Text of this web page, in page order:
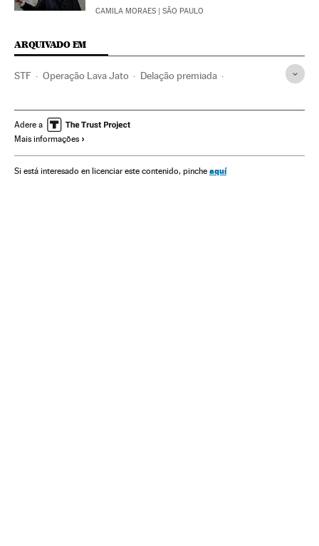
CAMILA MORAES | SÃO PAULO
ARQUIVADO EM
STF Operação Lava Jato Delação premiada
Caso Petrobras Investigação policial
Financiamento ilegal
Corrupção política Caixa dois Benefícios penitenciários
Adere a
Mais informações
Si está interesado en licenciar este contenido, pinche aquí